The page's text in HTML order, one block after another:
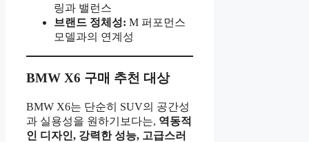
링과 밸런스
브랜드 정체성: M 퍼포먼스
모델과의 연계성
BMW X6 구매 추천 대상
BMW X6는 단순히 SUV의 공간성
과 실용성을 원하기보다는, 역동적
인 디자인, 강력한 성능, 고급스러